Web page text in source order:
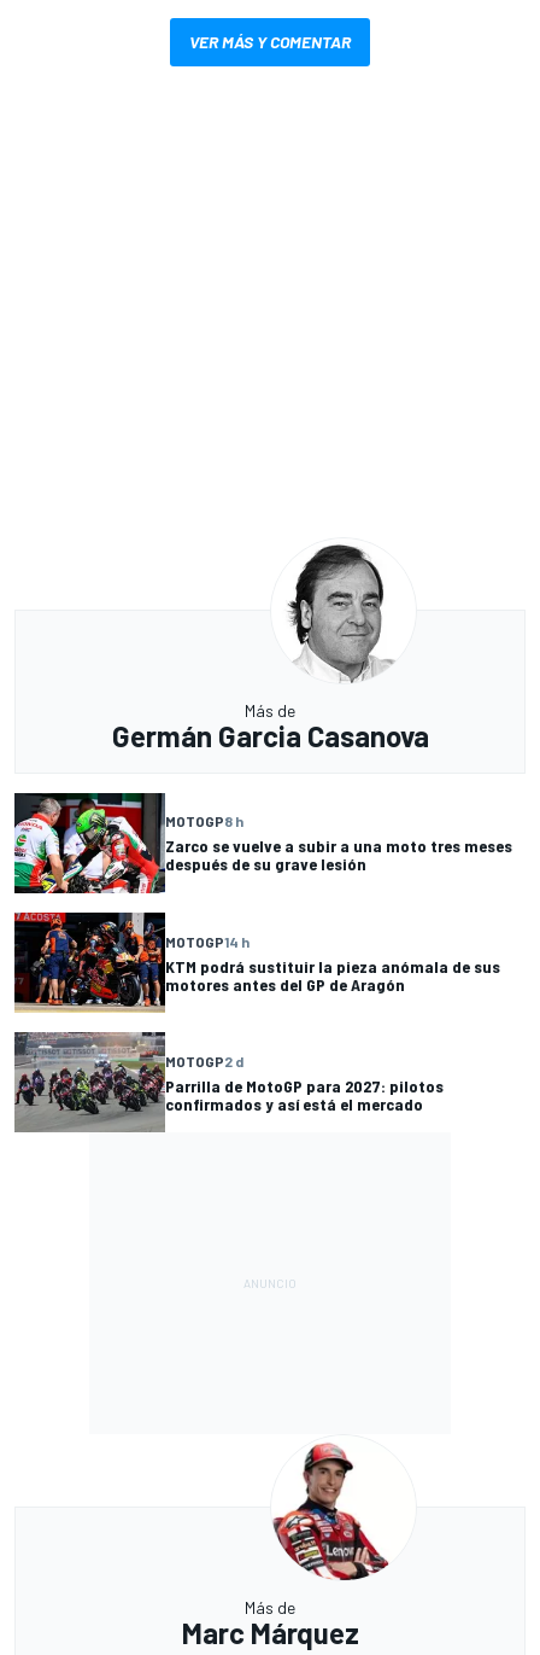
VER MÁS Y COMENTAR
Más de
Germán Garcia Casanova
MOTOGP8 h
Zarco se vuelve a subir a una moto tres meses
después de su grave lesión
MOTOGP14 h
KTM podrá sustituir la pieza anómala de sus
motores antes del GP de Aragón
MOTOGP2 d
Parrilla de MotoGP para 2027: pilotos
confirmados y así está el mercado
Más de
Marc Márquez